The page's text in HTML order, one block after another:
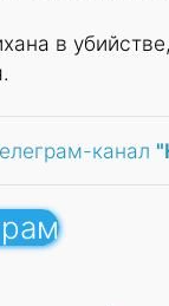
в
канал